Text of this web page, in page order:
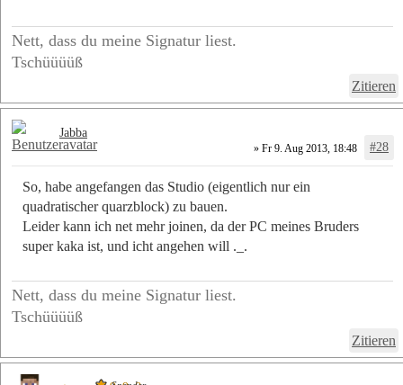
Nett, dass du meine Signatur liest.
Tschüüüüß
Zitieren
» Fr 9. Aug 2013, 18:48 #28
So, habe angefangen das Studio (eigentlich nur ein
quadratischer quarzblock) zu bauen.
Leider kann ich net mehr joinen, da der PC meines Bruders
super kaka ist, und icht angehen will ._.
Nett, dass du meine Signatur liest.
Tschüüüüß
Zitieren
Jabba